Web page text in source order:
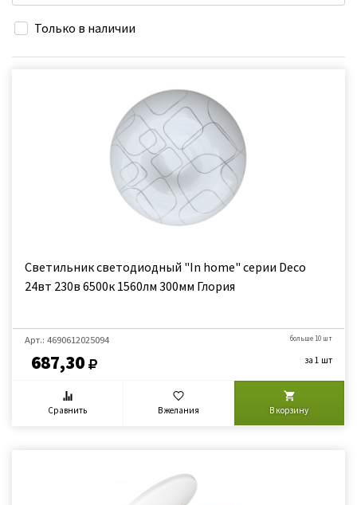
Только в наличии
Светильник светодиодный "In home" серии Deco
24вт 230в 6500к 1560лм 300мм Глория
Арт.: 4690612025094
687,30
больше 10 шт
за 1 шт
Сравнить В желания В корзину